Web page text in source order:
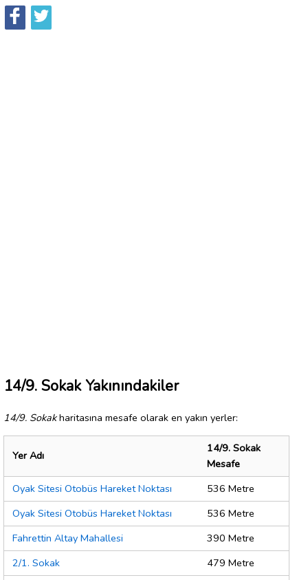
14/9. Sokak Yakınındakiler
14/9. Sokakharitasına mesafe olarak en yakın yerler:
Yer Adı
14/9. Sokak
Mesafe
Oyak Sitesi Otobüs Hareket Noktası
536 Metre
Oyak Sitesi Otobüs Hareket Noktası
536 Metre
Fahrettin Altay Mahallesi
390 Metre
2/1. Sokak
479 Metre